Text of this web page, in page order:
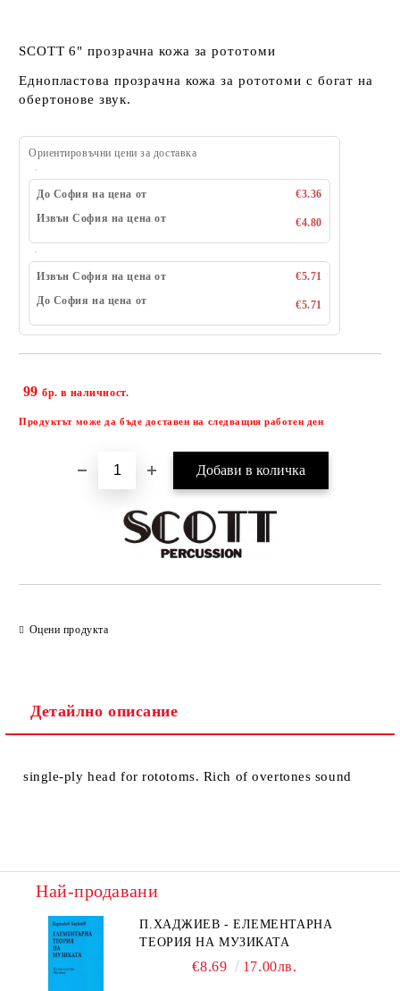
SCOTT 6" прозрачна кожа за рототоми
Еднопластова прозрачна кожа за рототоми с богат на
обертонове звук.
Ориентировъчни цени за доставка
До София на цена от
€3.36
Извън София на цена от
€4.80
Извън София на цена от
€5.71
До София на цена от
€5.71
99 бр. в наличност.
Продуктът може да бъде доставен на следващия работен ден
Оцени продукта
Детайлно описание
single-ply head for rototoms. Rich of overtones sound
Най-продавани
П.ХАДЖИЕВ - ЕЛЕМЕНТАРНА
ТЕОРИЯ НА МУЗИКАТА
€8.69 17.00лв.